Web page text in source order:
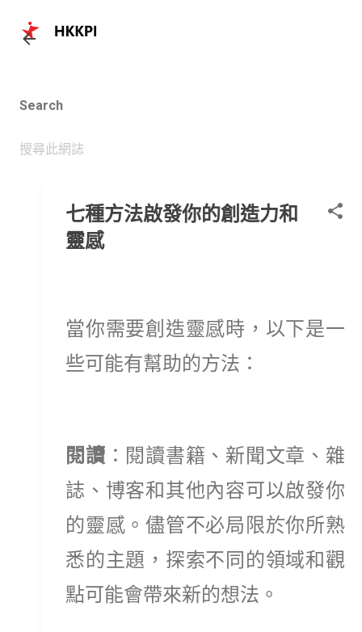
Search
七種方法啟發你的創造力和
靈感
當你需要創造靈感時，以下是一
些可能有幫助的方法：
閱讀 ：閱讀書籍、新聞文章、雜
誌、博客和其他內容可以啟發你
的靈感。儘管不必局限於你所熟
悉的主題，探索不同的領域和觀
點可能會帶來新的想法。